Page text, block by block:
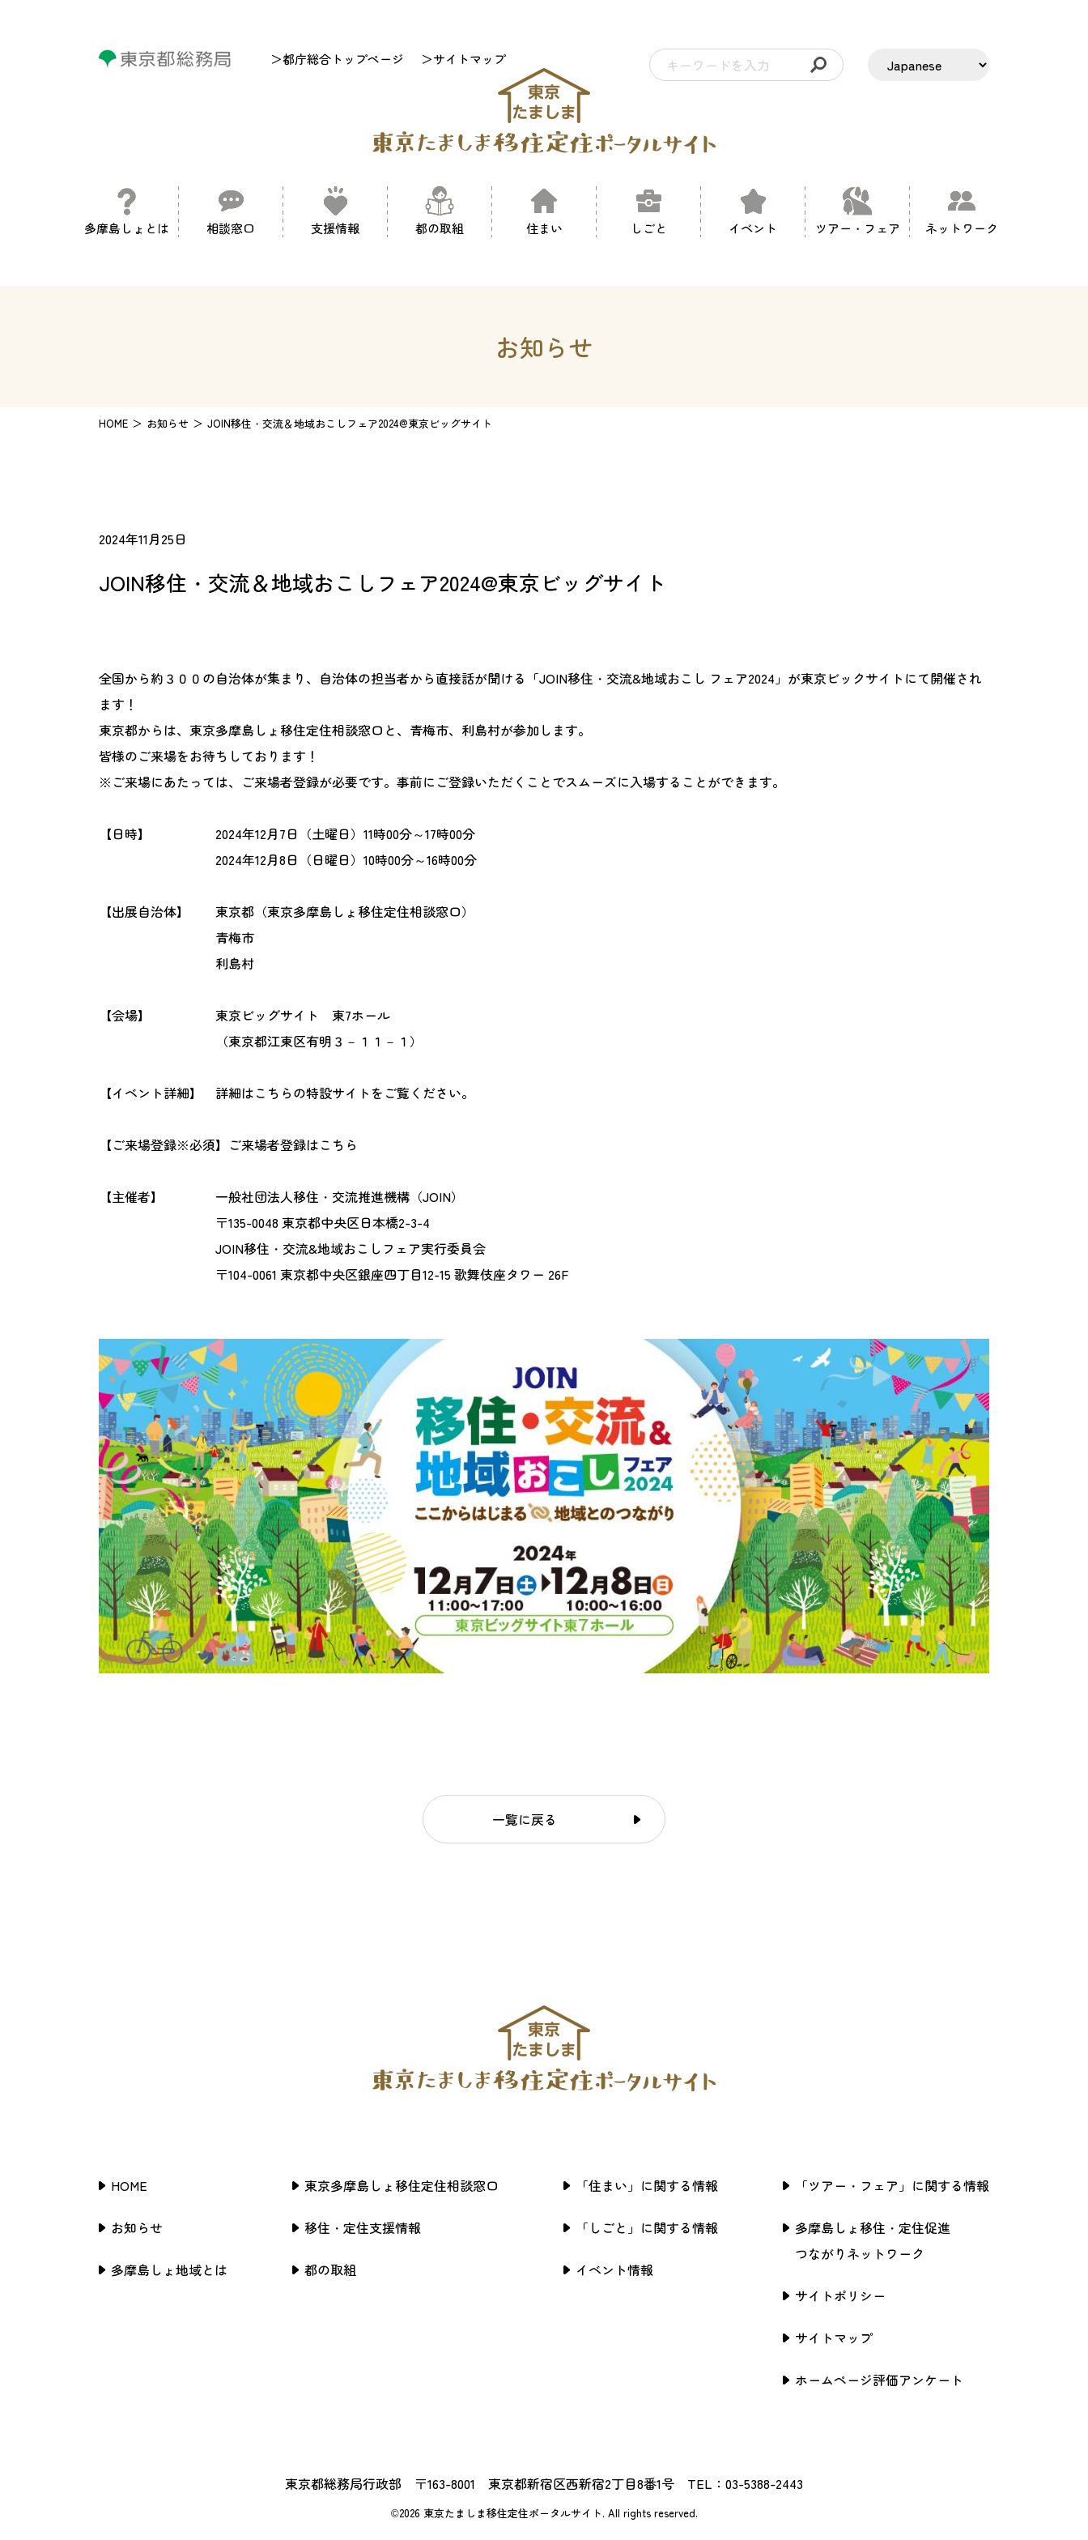
＞都庁総合トップページ ＞サイトマップ
多摩島しょとは 相談窓口 支援情報 都の取組 住まい しごと イベント ツアー・フェア ネットワーク
お知らせ
HOME お知らせ JOIN移住・交流＆地域おこしフェア2024@東京ビッグサイト
2024年11月25日
JOIN移住・交流＆地域おこしフェア2024@東京ビッグサイト
全国から約３００の自治体が集まり、自治体の担当者から直接話が聞ける「JOIN移住・交流&地域おこし フェア2024」が東京ビックサイトにて開催され
ます！
東京都からは、東京多摩島しょ移住定住相談窓口と、青梅市、利島村が参加します。
皆様のご来場をお待ちしております！
※ ご来場にあたっては、ご来場者登録が必要です。事前にご登録いただくことでスムーズに入場することができます。
【日時】 2024年12月7日（土曜日）11時00分～17時00分
2024年12月8日（日曜日）10時00分～16時00分
【出展自治体】 東京都（東京多摩島しょ移住定住相談窓口）
青梅市
利島村
【会場】 東京ビッグサイト 東7ホール
（東京都江東区有明３－１１－１）
【イベント詳細】 詳細はこちらの特設サイト をご覧ください。
【ご来場登録※必須】 ご来場者登録はこちら
【主催者】 一般社団法人移住・交流推進機構（JOIN）
〒135-0048 東京都中央区日本橋2-3-4
JOIN移住・交流&地域おこしフェア実行委員会
〒104-0061 東京都中央区銀座四丁目12-15 歌舞伎座タワー 26F
一覧に戻る
HOME
お知らせ
多摩島しょ地域とは
東京多摩島しょ移住定住相談窓口
移住・定住支援情報
都の取組
「住まい」に関する情報
「しごと」に関する情報
イベント情報
「ツアー・フェア」に関する情報
多摩島しょ移住・定住促進
つながりネットワーク
サイトポリシー
サイトマップ
ホームページ評価アンケート
東京都総務局行政部 〒163-8001 東京都新宿区西新宿2丁目8番1号 TEL：03-5388-2443
©2026 東京たましま移住定住ポータルサイト. All rights reserved.